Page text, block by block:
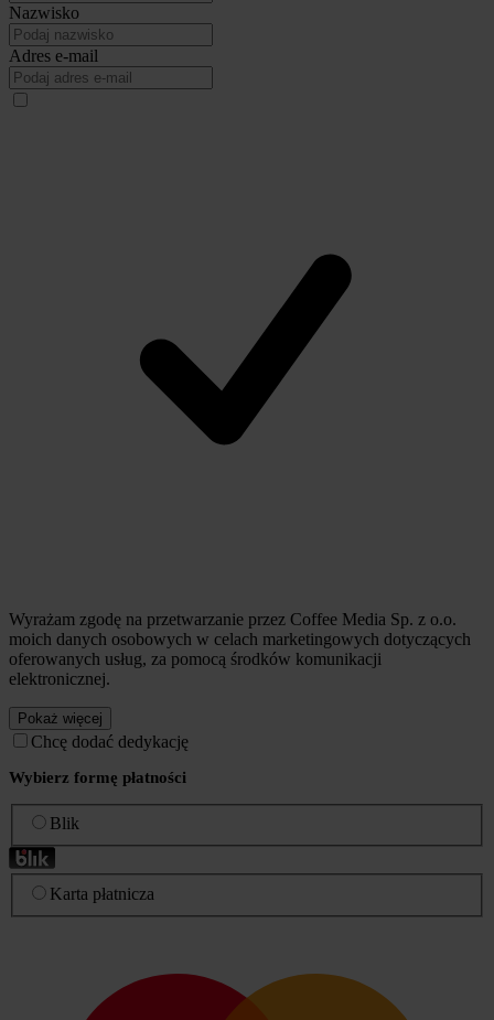
Nazwisko
Adres e-mail
Wyrażam zgodę na przetwarzanie przez Coffee Media Sp. z o.o.
moich danych osobowych w celach marketingowych dotyczących
oferowanych usług, za pomocą środków komunikacji
elektronicznej.
Pokaż więcej
Chcę dodać dedykację
Wybierz formę płatności
Blik
Karta płatnicza